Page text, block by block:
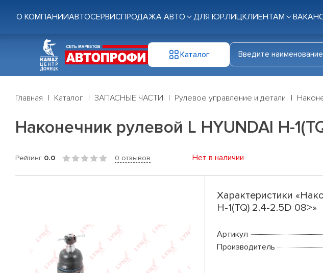
О КОМПАНИИАВТОСЕРВИСПРОДАЖА АВТО ДЛЯ ЮР.ЛИЦКЛИЕНТАМ
Каталог
Главная Каталог ЗАПАСНЫЕ ЧАСТИ Рулевое управление и детали
Наконечник рулевой L HYUNDAI H-
Рейтинг 0.0 0 отзывов Нет в наличии
Характеристики
H-1(TQ) 2.4-2.5D 08>»
Артикул
Производитель